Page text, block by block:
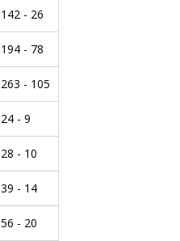
142 - 26
194 - 78
263 - 105
24 - 9
28 - 10
39 - 14
56 - 20